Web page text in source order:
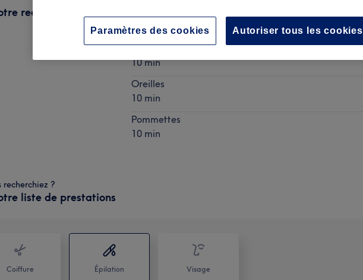
recherche
Ma prestation en détail...
Nez
10 min
Oreilles
10 min
Pommettes
10 min
recherchiez ?
liste de prestations
Coiffure Épilation Visage
Autoriser tous les cookies
Paramètres des cookies